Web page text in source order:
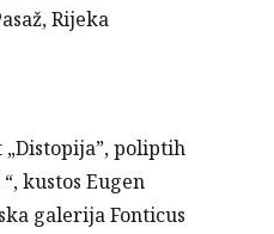
Rijeka
poliptih
kustos Eugen
galerija Fonticus